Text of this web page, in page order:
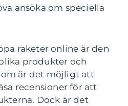
ansöka om speciella
raketer online är den
produkter och
är det möjligt att
recensioner för att
Dock är det